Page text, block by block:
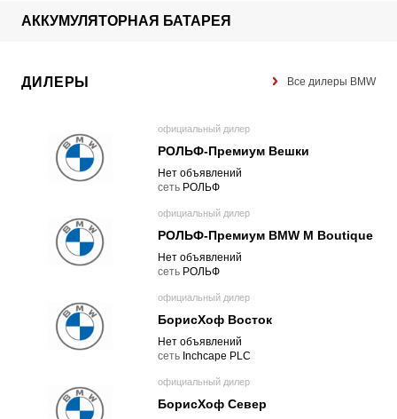
АККУМУЛЯТОРНАЯ БАТАРЕЯ
ДИЛЕРЫ Все дилеры BMW
официальный дилер
РОЛЬФ-Премиум Вешки
Нет объявлений
cеть РОЛЬФ
официальный дилер
РОЛЬФ-Премиум BMW M Boutique
Нет объявлений
cеть РОЛЬФ
официальный дилер
БорисХоф Восток
Нет объявлений
cеть Inchcape PLC
официальный дилер
БорисХоф Север